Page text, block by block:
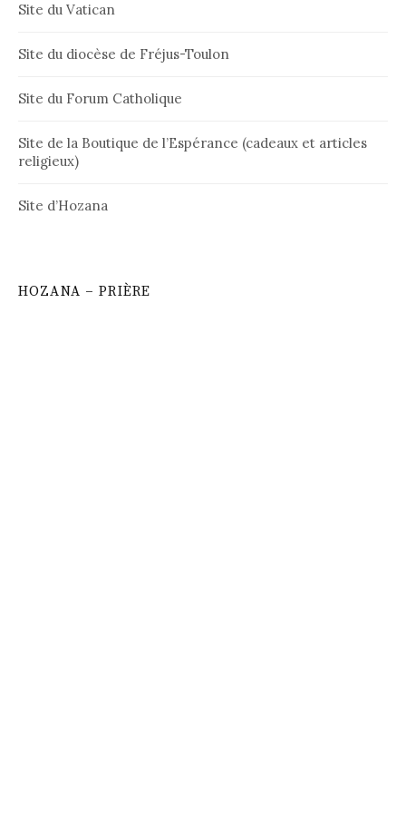
Site du Vatican
Site du diocèse de Fréjus-Toulon
Site du Forum Catholique
Site de la Boutique de l’Espérance (cadeaux et articles
religieux)
Site d’Hozana
HOZANA – PRIÈRE